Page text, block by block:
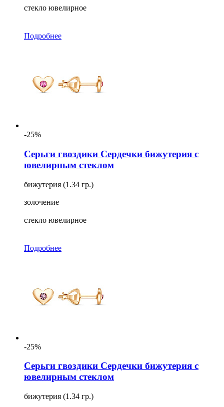
стекло ювелирное
Подробнее
-25%
Серьги гвоздики Сердечки бижутерия с
ювелирным стеклом
бижутерия (1.34 гр.)
золочение
стекло ювелирное
Подробнее
-25%
Серьги гвоздики Сердечки бижутерия с
ювелирным стеклом
бижутерия (1.34 гр.)